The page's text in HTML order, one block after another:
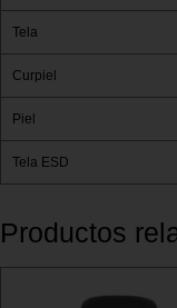
Tela
Curpiel
Piel
Tela ESD
Productos